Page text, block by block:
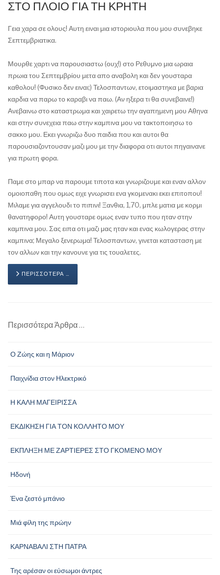
ΣΤΟ ΠΛΟΙΟ ΓΙΑ ΤΗ ΚΡΗΤΗ
Γεια χαρα σε ολους! Αυτη ειναι μια ιστοριουλα που μου συνεβηκε
Σεπτεμβριατικα.
Μουρθε χαρτι να παρουσιαστω (ουχ!) στο Ρεθυμνο μια ωραια
πρωια του Σεπτεμβρίου μετα απο αναβολη και δεν γουσταρα
καθολου! (Φυσικο δεν ειναι;) Τελοσπαντων, ετοιμαστηκα με βαρια
καρδια να παρω το καραβι να παω. (Αν ηξερα τι θα συνεβαινε!)
Ανεβαινω στο καταστρωμα και χαιρετω την αγαπημενη μου Αθηνα
και στην συνεχεια παω στην καμπινα μου να τακτοποιησω το
σακκο μου. Εκει γνωριζω δυο παιδια που και αυτοι θα
παρουσιαζοντουσαν μαζι μου με την διαφορα οτι αυτοι πηγαινανε
για πρωτη φορα.
Παμε στο μπαρ να παρουμε τιποτα και γνωριζουμε και εναν αλλον
ομοιοπαθη που ομως ειχε γνωρισει ενα γκομενακι εκει επιτοπου!
Μιλαμε για αγγελουδι το πιπινι! Ξανθια, 1,70, μπλε ματια με κορμι
θανατηφορο! Αυτη γουσταρε ομως εναν τυπο που ηταν στην
καμπινα μου. Σας ειπα οτι μαζι μας ηταν και ενας κωλογερας στην
καμπινα; Μεγαλο ξενερωμα! Τελοσπαντων, γινεται κατασταση με
τον αλλων και την κανουνε για τις τουαλετες.
ΠΕΡΙΣΣΌΤΕΡΑ …
Περισσότερα Άρθρα …
Ο Ζώης και η Μάριον
Παιχνίδια στον Ηλεκτρικό
Η ΚΑΛΗ ΜΑΓΕΙΡΙΣΣΑ
ΕΚΔΙΚΗΣΗ ΓΙΑ ΤΟΝ ΚΟΛΛΗΤΟ ΜΟΥ
ΕΚΠΛΗΞΗ ΜΕ ΖΑΡΤΙΕΡΕΣ ΣΤΟ ΓΚΟΜΕΝΟ ΜΟΥ
Ηδονή
Ένα ζεστό μπάνιο
Μιά φίλη της πρώην
ΚΑΡΝΑΒΑΛΙ ΣΤΗ ΠΑΤΡΑ
Της αρέσαν οι εύσωμοι άντρες